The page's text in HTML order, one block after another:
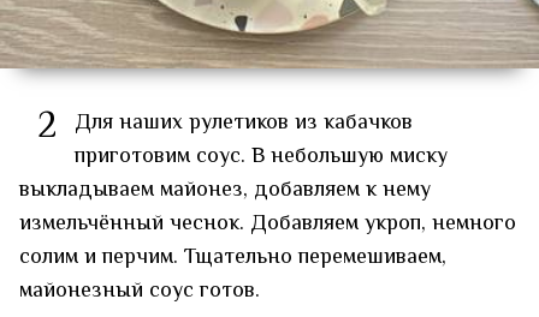
2
Для наших рулетиков из кабачков
приготовим соус. В небольшую миску
выкладываем майонез, добавляем к нему
измельчённый чеснок. Добавляем укроп, немного
солим и перчим. Тщательно перемешиваем,
майонезный соус готов.